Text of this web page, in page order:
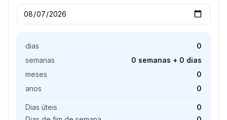
dias
0
semanas
0 semanas + 0 dias
meses
0
anos
0
Dias úteis
0